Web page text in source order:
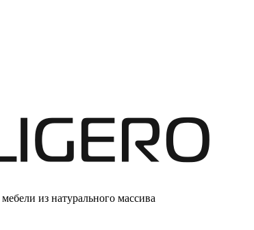
из натурального массива